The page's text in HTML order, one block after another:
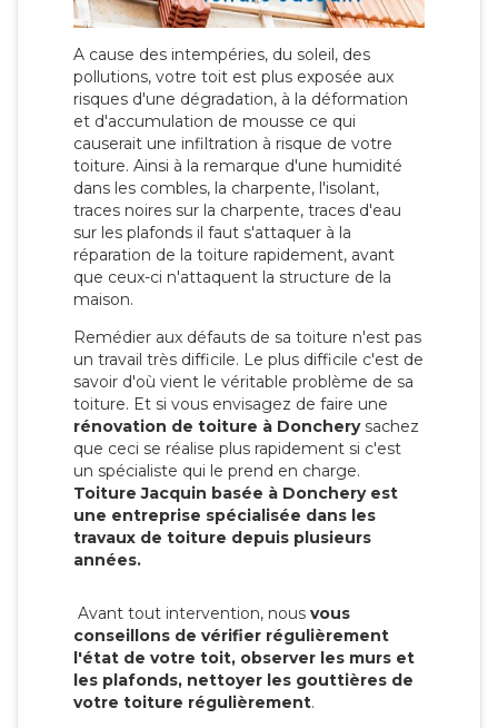
A cause des intempéries, du soleil, des
pollutions, votre toit est plus exposée aux
risques d'une dégradation, à la déformation
et d'accumulation de mousse ce qui
causerait une infiltration à risque de votre
toiture. Ainsi à la remarque d'une humidité
dans les combles, la charpente, l'isolant,
traces noires sur la charpente, traces d'eau
sur les plafonds il faut s'attaquer à la
réparation de la toiture rapidement, avant
que ceux-ci n'attaquent la structure de la
maison.
Remédier aux défauts de sa toiture n'est pas
un travail très difficile. Le plus difficile c'est de
savoir d'où vient le véritable problème de sa
toiture. Et si vous envisagez de faire une
rénovation de toiture à Doncherysachez
que ceci se réalise plus rapidement si c'est
un spécialiste qui le prend en charge.
Toiture Jacquin basée à Donchery est
une entreprise spécialisée dans les
travaux de toiture depuis plusieurs
années.
Avant tout intervention, nous vous
conseillons de vérifier régulièrement
l'état de votre toit, observer les murs et
les plafonds, nettoyer les gouttières de
votre toiture régulièrement.